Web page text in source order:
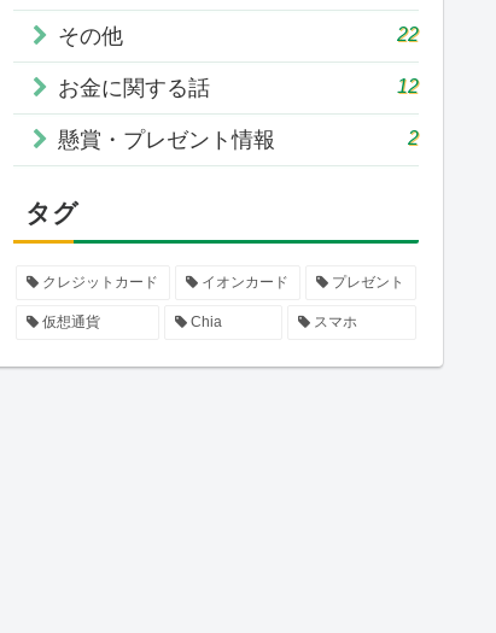
その他 22
お金に関する話 12
懸賞・プレゼント情報 2
タグ
クレジットカード イオンカード プレゼント
仮想通貨 Chia スマホ